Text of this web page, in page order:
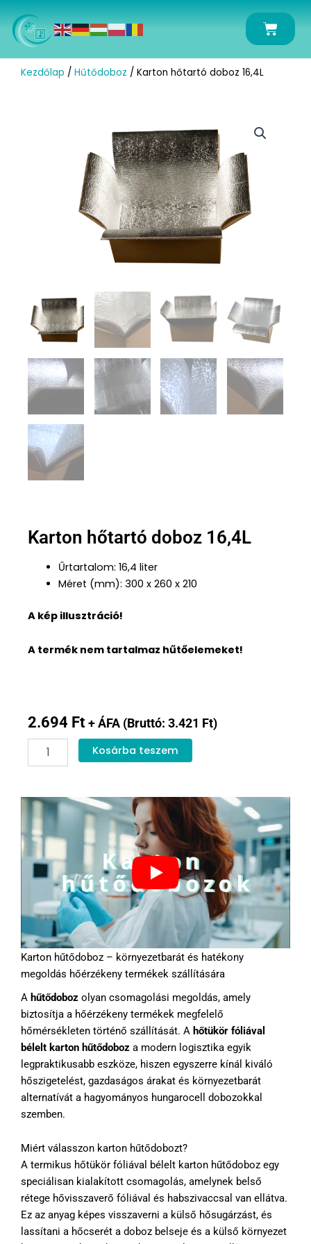
Skip
to
content
Kosár
Kezdőlap / Hűtődoboz / Karton hőtartó doboz 16,4L
Karton hőtartó doboz 16,4L
Űrtartalom: 16,4 liter
Méret (mm): 300 x 260 x 210
A kép illusztráció!
A termék nem tartalmaz hűtőelemeket!
2.694 Ft + ÁFA (Bruttó: 3.421 Ft)
Karton
hőtartó
mennyiség
Kosárba teszem
Karton hűtődoboz – környezetbarát és hatékony
megoldás hőérzékeny termékek szállítására
A hűtődoboz olyan csomagolási megoldás, amely
biztosítja a hőérzékeny termékek megfelelő
hőmérsékleten történő szállítását. A hőtükör fóliával
bélelt karton hűtődoboz a modern logisztika egyik
legpraktikusabb eszköze, hiszen egyszerre kínál kiváló
hőszigetelést, gazdaságos árakat és környezetbarát
alternatívát a hagyományos hungarocell dobozokkal
szemben.
Miért válasszon karton hűtődobozt?
A termikus hőtükör fóliával bélelt karton hűtődoboz egy
speciálisan kialakított csomagolás, amelynek belső
rétege hővisszaverő fóliával és habszivaccsal van ellátva.
Ez az anyag képes visszaverni a külső hősugárzást, és
lassítani a hőcserét a doboz belseje és a külső környezet